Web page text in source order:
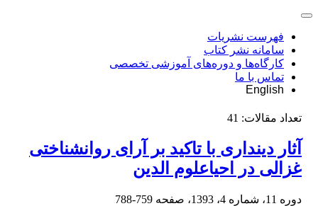
فهرست نشریات
سامانه نشر کتاب
کارگاه‌ها و دوره‌های آموزشی تخصصی
تماس با ما
English
تعداد مقالات: 41
آثار دینداری با تاکید بر آرای روانشناختی
غزالی در احیاعلوم الدین
دوره 11، شماره 4، 1393، صفحه 759-788